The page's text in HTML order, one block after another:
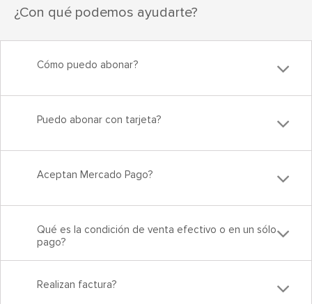
¿Con qué podemos ayudarte?
Cómo puedo abonar?
Puedo abonar con tarjeta?
Aceptan Mercado Pago?
Qué es la condición de venta efectivo o en un sólo
pago?
Realizan factura?